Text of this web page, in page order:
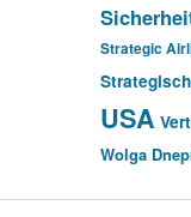
Strategic
USA
Wolga